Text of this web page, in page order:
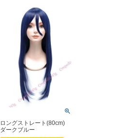
ロングストレート(80cm)
ダークブルー